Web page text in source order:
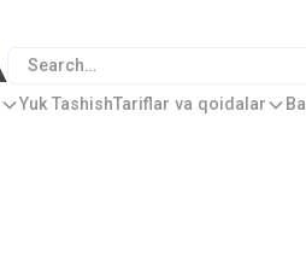
Yuk TashishTariflar va qoidalar